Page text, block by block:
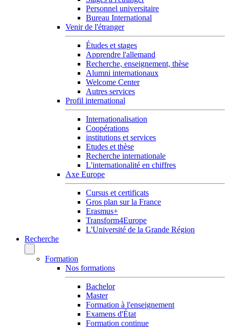
Personnel universitaire
Bureau International
Venir de l'étranger
Études et stages
Apprendre l'allemand
Recherche, enseignement, thèse
Alumni internationaux
Welcome Center
Autres services
Profil international
Internationalisation
Coopérations
institutions et services
Etudes et thèse
Recherche internationale
L'internationalité en chiffres
Axe Europe
Cursus et certificats
Gros plan sur la France
Erasmus+
Transform4Europe
L'Université de la Grande Région
Recherche
Formation
Nos formations
Bachelor
Master
Formation à l'enseignement
Examens d'État
Formation continue